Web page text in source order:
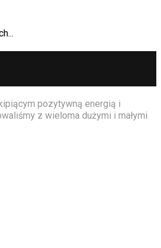
pozytywną energią i
z wieloma dużymi i małymi